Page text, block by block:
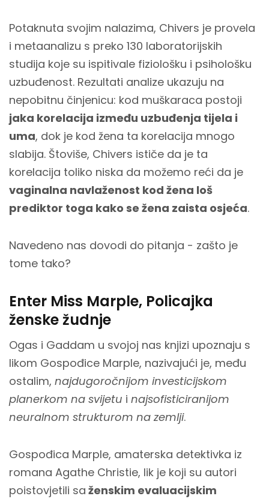
Potaknuta svojim nalazima, Chivers je provela
i metaanalizu s preko 130 laboratorijskih
studija koje su ispitivale fiziološku i psihološku
uzbuđenost. Rezultati analize ukazuju na
nepobitnu činjenicu: kod muškaraca postoji
jaka korelacija između uzbuđenja tijela i
uma, dok je kod žena ta korelacija mnogo
slabija. Štoviše, Chivers ističe da je ta
korelacija toliko niska da možemo reći da je
vaginalna navlaženost kod žena loš
prediktor toga kako se žena zaista osjeća.
Navedeno nas dovodi do pitanja - zašto je
tome tako?
Enter Miss Marple, Policajka
ženske žudnje
Ogas i Gaddam u svojoj nas knjizi upoznaju s
likom Gospođice Marple, nazivajući je, među
ostalim, najdugoročnijom investicijskom
planerkom na svijetu i najsofisticiranijom
neuralnom strukturom na zemlji.
Gospođica Marple, amaterska detektivka iz
romana Agathe Christie, lik je koji su autori
poistovjetili sa ženskim evaluacijskim